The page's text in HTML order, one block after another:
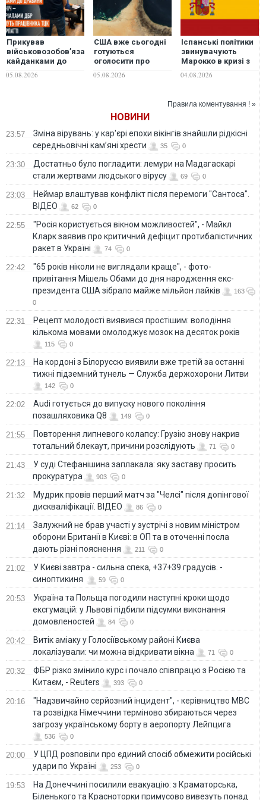
Прикував
військовозобов’язаного
кайданками до
ніч: судитимуть
05.08.2026
США вже сьогодні
готуються
оголосити про
Ормузької протоки
05.08.2026
Іспанські політики
звинувачують
Марокко в кризі з
й вимагають
04.08.2026
Правила коментування ! »
НОВИНИ
23:57
Зміна вірувань: у кар'єрі епохи вікінгів знайшли рідкісні
середньовічні кам’яні хрести
35 0
23:30
Достатньо було погладити: лемури на Мадагаскарі
стали жертвами людського вірусу
69 0
23:03
Неймар влаштував конфлікт після перемоги "Сантоса".
ВІДЕО
62 0
22:55
"Росія користується вікном можливостей", - Майкл
Кларк заявив про критичний дефіцит протибалістичних
ракет в Україні
74 0
22:42
"65 років ніколи не виглядали краще", - фото-
привітання Мішель Обами до дня народження екс-
президента США зібрало майже мільйон лайків
163
0
22:31
Рецепт молодості виявився простішим: володіння
кількома мовами омолоджує мозок на десяток років
115 0
22:13
На кордоні з Білоруссю виявили вже третій за останні
тижні підземний тунель — Служба держохорони Литви
142 0
22:02
Audi готується до випуску нового покоління
позашляховика Q8
149 0
21:55
Повторення липневого колапсу: Грузію знову накрив
тотальний блекаут, причини розслідують
71 0
21:43
У суді Стефанішина заплакала: яку заставу просить
прокуратура
903 0
21:32
Мудрик провів перший матч за "Челсі" після допінгової
дискваліфікації. ВІДЕО
86 0
21:14
Залужний не брав участі у зустрічі з новим міністром
оборони Британії в Києві: в ОП та в оточенні посла
дають різні пояснення
211 0
21:02
У Києві завтра - сильна спека, +37+39 градусів. -
синоптикиня
59 0
20:53
Україна та Польща погодили наступні кроки щодо
ексгумацій: у Львові підбили підсумки виконання
домовленостей
84 0
20:42
Витік аміаку у Голосіївському районі Києва
локалізували: чи можна відкривати вікна
71 0
20:32
ФБР різко змінило курс і почало співпрацю з Росією та
Китаєм, - Reuters
393 0
20:16
"Надзвичайно серйозний інцидент", - керівництво МВС
та розвідка Німеччини терміново збираються через
загрозу українському борту в аеропорту Лейпцига
536 0
20:00
У ЦПД розповіли про єдиний спосіб обмежити російські
удари по Україні
253 0
19:53
На Донеччині посилили евакуацію: з Краматорська,
Біленького та Красноторки примусово вивезуть понад